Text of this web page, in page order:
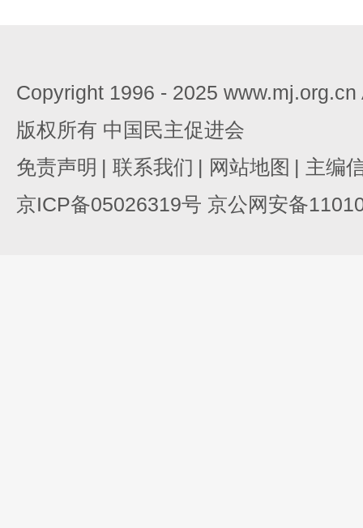
Copyright 1996 - 2025
版权所有 中国民主促进会
免责声明 | 联系我们 | 网站地图 | 主编
京ICP备05026319号 京公网安备